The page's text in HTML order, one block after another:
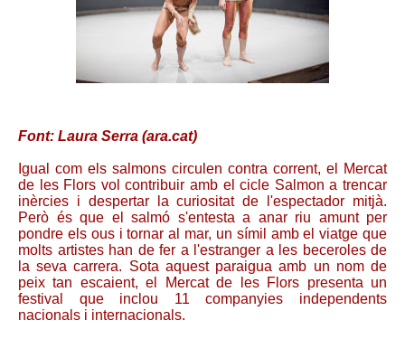
Font: Laura Serra (ara.cat)
Igual com els salmons circulen contra corrent, el Mercat
de les Flors vol contribuir amb el cicle Salmon a trencar
inèrcies i despertar la curiositat de l'espectador mitjà.
Però és que el salmó s'entesta a anar riu amunt per
pondre els ous i tornar al mar, un símil amb el viatge que
molts artistes han de fer a l'estranger a les beceroles de
la seva carrera. Sota aquest paraigua amb un nom de
peix tan escaient, el Mercat de les Flors presenta un
festival que inclou 11 companyies independents
nacionals i internacionals.